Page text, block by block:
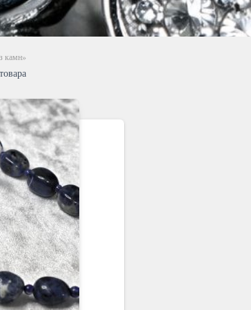
камн»